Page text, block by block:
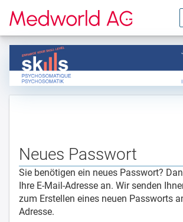
Zur Startseite
Neues Passwort
Sie benötigen ein neues Passwort?
Ihre E-Mail-Adresse an. Wir senden
zum Erstellen eines neuen Passworts
Adresse.